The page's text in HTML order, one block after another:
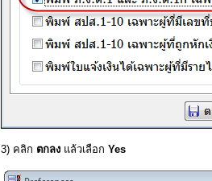
3) คลิก ตกลง แล้วเลือก Yes